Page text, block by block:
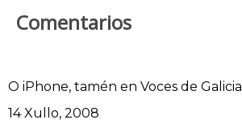
Comentarios
O iPhone, tamén en Voces de Galicia
Data
14 Xullo, 2008